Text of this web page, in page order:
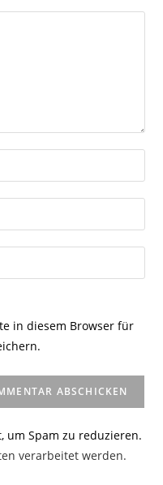
in diesem Browser für
um Spam zu reduzieren.
verarbeitet werden.